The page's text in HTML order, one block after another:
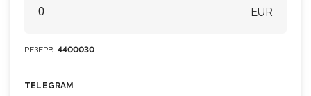
EUR
РЕЗЕРВ 4400030
TELEGRAM